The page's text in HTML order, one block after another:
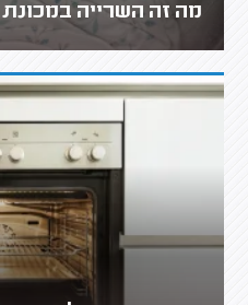
מה זה השרייה